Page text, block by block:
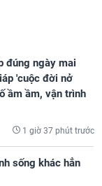
đúng ngày mai
'cuộc đời nở
ầm ầm, vận trình
1 giờ 37 phút trước
sống khác hẳn